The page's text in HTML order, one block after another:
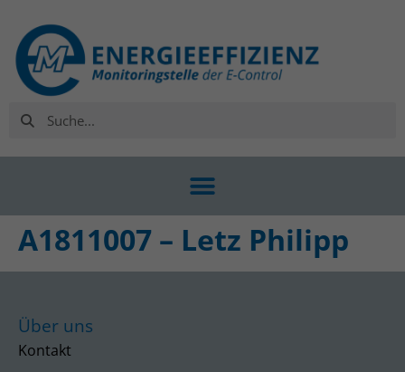
A1811007 – Letz Philipp
Über uns
Kontakt